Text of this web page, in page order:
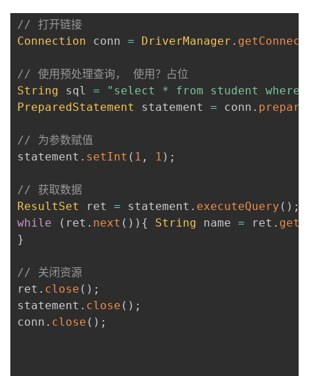
// 打开链接
Connection conn = DriverManager .
// 使用预处理查询， 使用？占位
String sql =
"select * from student where
PreparedStatement
statement = conn .
// 为参数赋值
statement . setInt ( 1 , 1 ) ;
// 获取数据
ResultSet
ret = statement . executeQuery ( ) ;
while
( ret . next ( ) ) { String name = ret .
}
// 关闭资源
ret . close ( ) ;
statement . close ( ) ;
conn . close ( ) ;